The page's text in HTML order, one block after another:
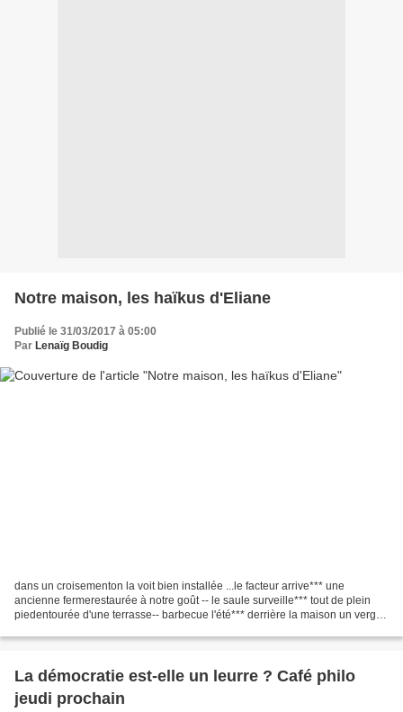
Notre maison, les haïkus d'Eliane
Publié le 31/03/2017 à 05:00
Par Lenaïg Boudig
dans un croisementon la voit bien installée ...le facteur arrive*** une
ancienne fermerestaurée à notre goût -- le saule surveille*** tout de plein
piedentourée d'une terrasse-- barbecue l'été*** derrière la maison un verger
La démocratie est-elle un leurre ? Café philo
jeudi prochain